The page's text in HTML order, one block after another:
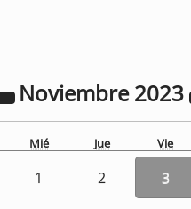
Noviembre2023
Mié Jue Vie
1 2 3